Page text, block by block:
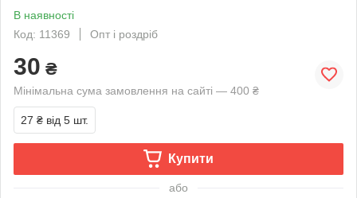
В наявності
Код: 11369
Опт і роздріб
30 ₴
Мінімальна сума замовлення на сайті — 400 ₴
27 ₴ від 5 шт.
Купити
або